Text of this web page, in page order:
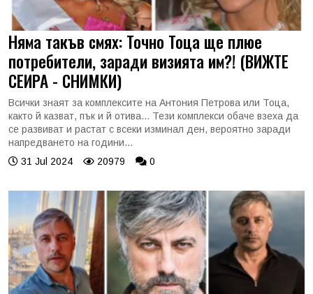
Няма такъв смях: Точно Тоца ще плюе
потребители, заради визията им?! (ВИЖТЕ
СЕИРА - СНИМКИ)
Всички знаят за комплексите на Антония Петрова или Тоца,
както й казват, пък и й отива... Тези комплекси обаче взеха да
се развиват и растат с всеки изминал ден, вероятно заради
напредването на години...
31 Jul 2024
20979 0